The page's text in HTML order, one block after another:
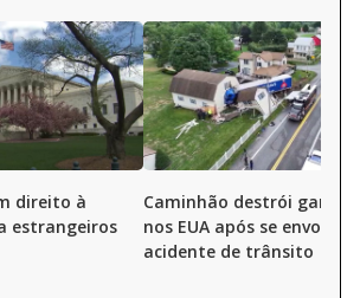
direito à
estrangeiros
Caminhão destrói
nos EUA após se envolver
acidente de trânsito